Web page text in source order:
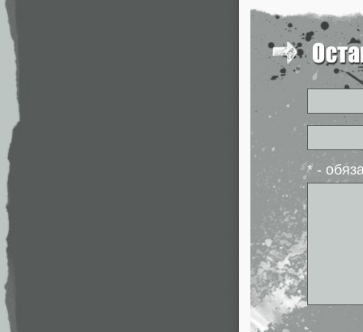
* -